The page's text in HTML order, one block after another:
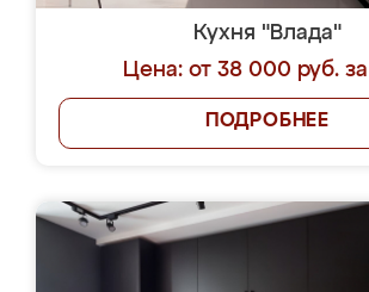
Кухня "Влада"
Цена: от 38 000 руб.
ПОДРОБНЕЕ